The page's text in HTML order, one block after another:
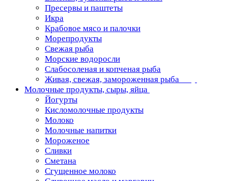
Пресервы и паштеты
Икра
Крабовое мясо и палочки
Морепродукты
Свежая рыба
Морские водоросли
Слабосоленая и копченая рыба
Живая, свежая, замороженная рыба
Молочные продукты, сыры, яйца
Йогурты
Кисломолочные продукты
Молоко
Молочные напитки
Мороженое
Сливки
Сметана
Сгущенное молоко